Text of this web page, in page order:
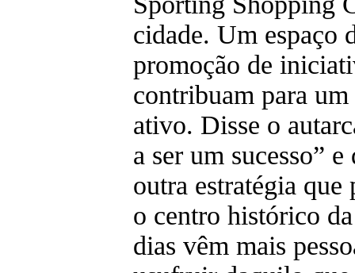
cidade. Um espaço
promoção de
contribuam para
ativo. Disse o
a ser um sucesso”
outra estratégia
o centro histórico
dias vêm mais